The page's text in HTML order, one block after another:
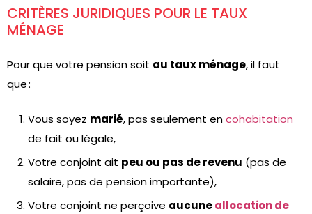
CRITÈRES JURIDIQUES POUR LE TAUX
MÉNAGE
Pour que votre pension soit au taux ménage, il faut
que :
Vous soyez marié, pas seulement encohabitation
de fait ou légale,
Votre conjoint ait peu ou pas de revenu (pas de
salaire, pas de pension importante),
Votre conjoint ne perçoive aucuneallocation de